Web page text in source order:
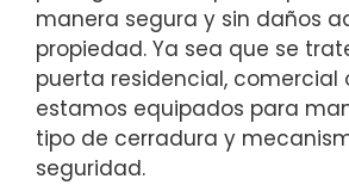
manera segura y sin daños
propiedad. Ya sea que se
puerta residencial, comercial
estamos equipados para
tipo de cerradura y
seguridad.